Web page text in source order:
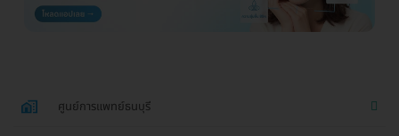
ศูนย์การแพทย์ธนบุรี